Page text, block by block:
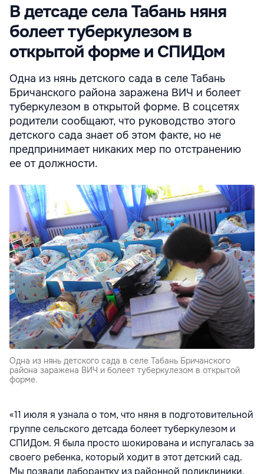
В детсаде села Табань няня
болеет туберкулезом в
открытой форме и СПИДом
Одна из нянь детского сада в селе Табань
Бричанского района заражена ВИЧ и болеет
туберкулезом в открытой форме. В соцсетях
родители сообщают, что руководство этого
детского сада знает об этом факте, но не
предпринимает никаких мер по отстранению
ее от должности.
Одна из нянь детского сада в селе Табань Бричанского
района заражена ВИЧ и болеет туберкулезом в открытой
форме.
«11 июля я узнала о том, что няня в подготовительной
группе сельского детсада болеет туберкулезом и
СПИДом. Я была просто шокирована и испугалась за
своего ребенка, который ходит в этот детский сад.
Мы позвали лаборантку из районной поликлиники,